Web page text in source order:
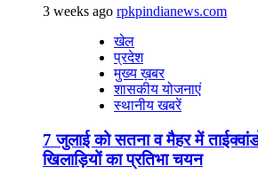
3 weeks ago rpkpindianews.com
खेल
प्रदेश
मुख्य ख़बर
शासकीय योजनाएं
स्थानीय खबरें
7 जुलाई को सतना व मैहर में
खिलाड़ियों का प्रतिभा चयन